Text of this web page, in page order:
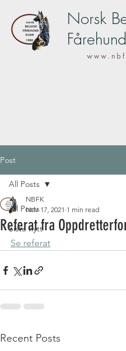
Norsk
Post
All Posts
Siste nytt
All Posts
Referat fra
NBFK
Nov 17, 2021 1 min read
Se referat
Recent Posts